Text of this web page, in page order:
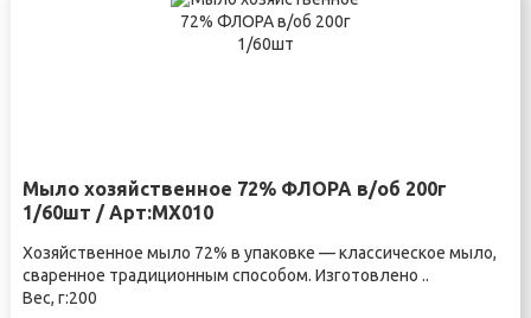
Мыло хозяйственное 72% ФЛОРА в/об 200г
1/60шт / Арт:МХ010
Хозяйственное мыло 72% в упаковке — классическое мыло,
сваренное традиционным способом. Изготовлено ..
Вес, г:200